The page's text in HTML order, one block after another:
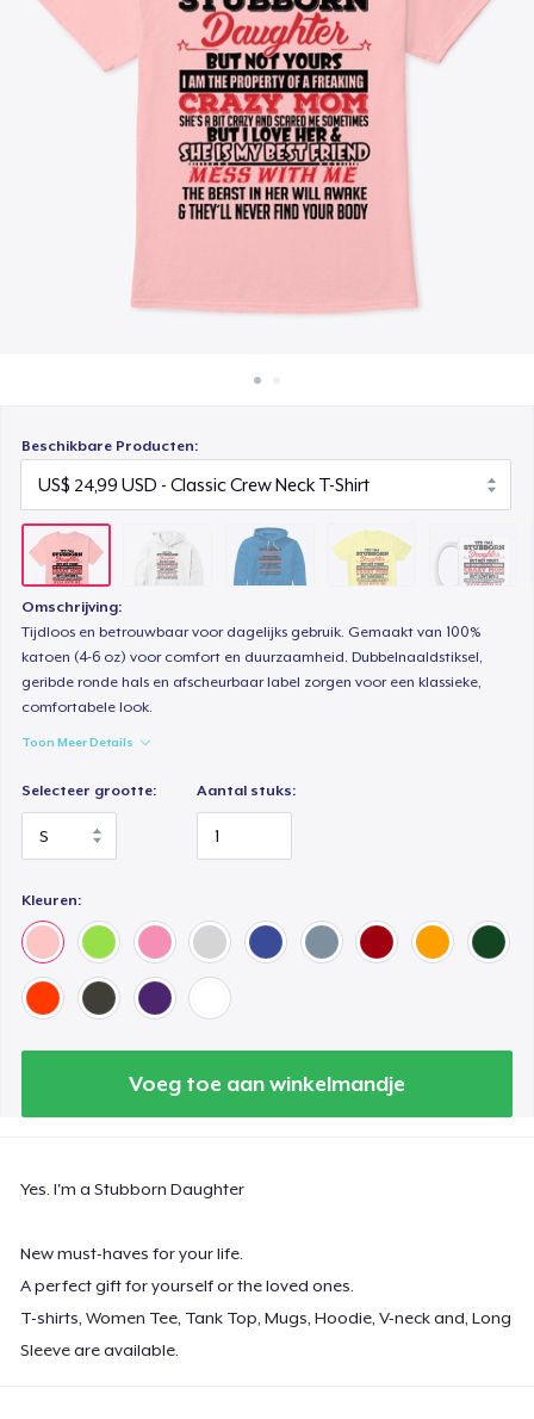
Verkoop overal
Verkoop alles
Beschikbare Producten:
Omschrijving:
Tijdloos en betrouwbaar voor dagelijks gebruik. Gemaakt van 100%
katoen (4-6 oz) voor comfort en duurzaamheid. Dubbelnaaldstiksel,
geribde ronde hals en afscheurbaar label zorgen voor een klassieke,
comfortabele look.
Toon Meer Details
Selecteer grootte: Aantal stuks:
Kleuren:
Voeg toe aan winkelmandje
Yes. I'm a Stubborn Daughter
New must-haves for your life.
A perfect gift for yourself or the loved ones.
T-shirts, Women Tee, Tank Top, Mugs, Hoodie, V-neck and, Long
Sleeve are available.
Unisex Premium Pullover Hoodie
US$ 49,99
Comfort Tee
US$ 27,99
Premium V-Neck Tee
US$ 26,99
Women's Premium V-Neck Tee
US$ 28,99
Premium Long Sleeve Tee
US$ 36,99
US$ 26,99
Classic Tank Top
Women's Flowy Tank Top
US$ 26,99
US$ 28,99
Classic Long Sleeve Tee
Premium V-Neck Tee
US$ 31,91